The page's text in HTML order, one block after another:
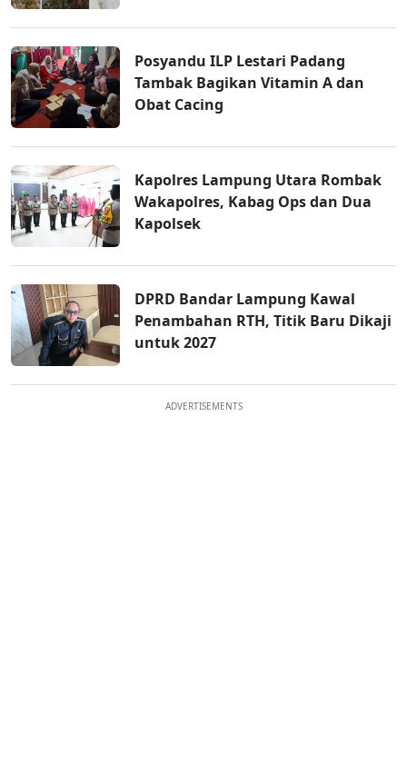
Posyandu ILP Lestari Padang
Tambak Bagikan Vitamin A dan
Obat Cacing
Kapolres Lampung Utara Rombak
Wakapolres, Kabag Ops dan Dua
Kapolsek
DPRD Bandar Lampung Kawal
Penambahan RTH, Titik Baru Dikaji
untuk 2027
ADVERTISEMENTS